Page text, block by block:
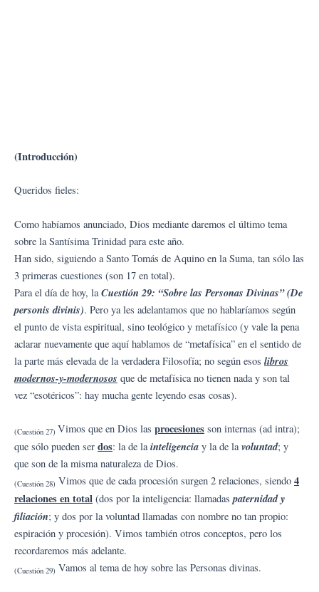
(Introducción)
Queridos fieles:
Como habíamos anunciado, Dios mediante daremos el último tema
sobre la Santísima Trinidad para este año.
Han sido, siguiendo a Santo Tomás de Aquino en la Suma, tan sólo las
3 primeras cuestiones (son 17 en total).
Para el día de hoy, la Cuestión 29: “Sobre las Personas Divinas” (De
personis divinis). Pero ya les adelantamos que no hablaríamos según
el punto de vista espiritual, sino teológico y metafísico (y vale la pena
aclarar nuevamente que aquí hablamos de “metafísica” en el sentido de
la parte más elevada de la verdadera Filosofía; no según esos libros
modernos-y-modernosos que de metafísica no tienen nada y son tal
vez “esotéricos”: hay mucha gente leyendo esas cosas).
(Cuestión 27) Vimos que en Dios las procesiones son internas (ad intra);
que sólo pueden ser dos: la de lainteligencia y la de lavoluntad; y
que son de la misma naturaleza de Dios.
(Cuestión 28) Vimos que de cada procesión surgen 2 relaciones, siendo 4
relaciones en total (dos por la inteligencia: llamadaspaternidad y
filiación; y dos por la voluntad llamadas con nombre no tan propio:
espiración y procesión). Vimos también otros conceptos, pero los
recordaremos más adelante.
(Cuestión 29) Vamos al tema de hoy sobre las Personas divinas.